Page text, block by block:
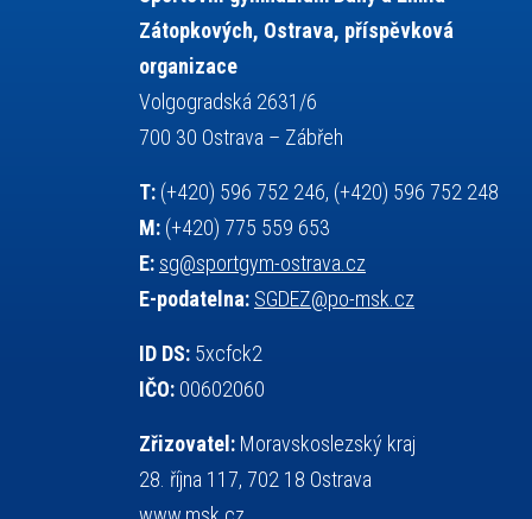
požární sport
projekty přednáška
přijímací řízení
rychlobruslení
snowboarding
sportovní gymnastika sportovní lezení
squash stolní tenis
talentová zkouška
tanec
teorie sportovní přípravy
tělesná výchova
událost
volejbal
vzpírání
zeměpis základy společenských věd
zápas řeckořímský úřední deska
Zátopkových, Ostrava, příspěvková
organizace
Volgogradská 2631/6
700 30 Ostrava – Zábřeh
T: (+420) 596 752 246, (+420) 596 752 248
M: (+420) 775 559 653
E: sg@sportgym-ostrava.cz
E-podatelna: SGDEZ@po-msk.cz
ID DS: 5xcfck2
IČO: 00602060
Zřizovatel: Moravskoslezský kraj
28. října 117, 702 18 Ostrava